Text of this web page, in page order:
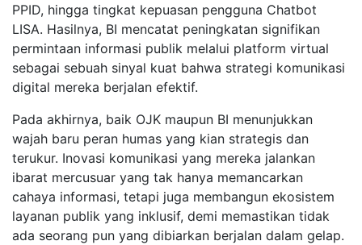
PPID, hingga tingkat kepuasan pengguna Chatbot
LISA. Hasilnya, BI mencatat peningkatan signifikan
permintaan informasi publik melalui platform virtual
sebagai sebuah sinyal kuat bahwa strategi komunikasi
digital mereka berjalan efektif.
Pada akhirnya, baik OJK maupun BI menunjukkan
wajah baru peran humas yang kian strategis dan
terukur. Inovasi komunikasi yang mereka jalankan
ibarat mercusuar yang tak hanya memancarkan
cahaya informasi, tetapi juga membangun ekosistem
layanan publik yang inklusif, demi memastikan tidak
ada seorang pun yang dibiarkan berjalan dalam gelap.